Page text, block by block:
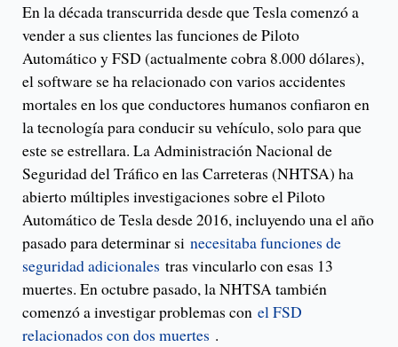
En la década transcurrida desde que Tesla comenzó a
vender a sus clientes las funciones de Piloto
Automático y FSD (actualmente cobra 8.000 dólares),
el software se ha relacionado con varios accidentes
mortales en los que conductores humanos confiaron en
la tecnología para conducir su vehículo, solo para que
este se estrellara. La Administración Nacional de
Seguridad del Tráfico en las Carreteras (NHTSA) ha
abierto múltiples investigaciones sobre el Piloto
Automático de Tesla desde 2016, incluyendo una el año
pasado para determinar si necesitaba funciones de
seguridad adicionales tras vincularlo con esas 13
muertes. En octubre pasado, la NHTSA también
comenzó a investigar problemas con el FSD
relacionados con dos muertes .